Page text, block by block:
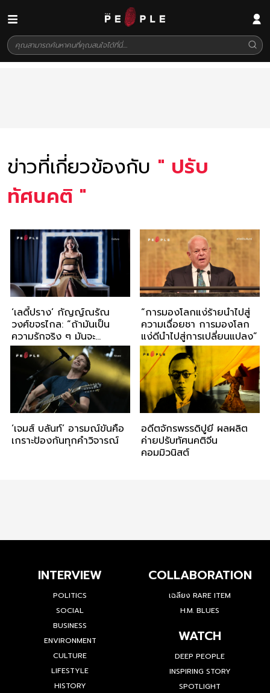
ข่าวที่เกี่ยวข้องกับ " ปรับ
ทัศนคติ "
‘เลดี้ปราง’ กัญญ์ณรัณ
วงศ์ขจรไกล: “ถ้ามันเป็น
ความรักจริง ๆ มันจะ
สวยงาม”
“การมองโลกแง่ร้ายนำไปสู่
ความเฉื่อยชา การมองโลก
แง่ดีนำไปสู่การเปลี่ยนแปลง”
‘เจมส์ บลันท์’ อารมณ์ขันคือ
เกราะป้องกันทุกคำวิจารณ์
อดีตจักรพรรดิปูยี ผลผลิต
ค่ายปรับทัศนคติจีน
คอมมิวนิสต์
INTERVIEW
POLITICS
SOCIAL
BUSINESS
ENVIRONMENT
CULTURE
LIFESTYLE
HISTORY
COLLABORATION
เฉลียง RARE ITEM
H.M. BLUES
WATCH
DEEP PEOPLE
INSPIRING STORY
SPOTLIGHT